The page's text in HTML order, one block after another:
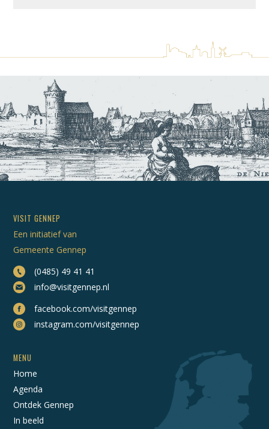
VISIT GENNEP
Een initiatief van
Gemeente Gennep
(0485) 49 41 41
info@visitgennep.nl
facebook.com/visitgennep
instagram.com/visitgennep
MENU
Home
Agenda
Ontdek Gennep
In beeld